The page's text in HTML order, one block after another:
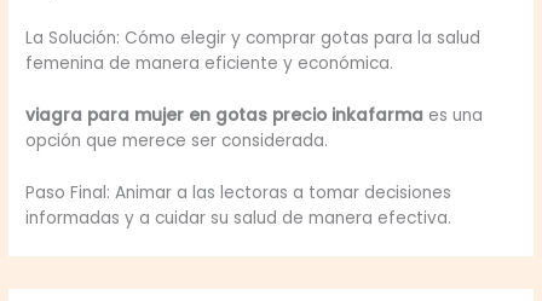
La Solución: Cómo elegir y comprar gotas para la salud
femenina de manera eficiente y económica.
viagra para mujer en gotas precio inkafarma es una
opción que merece ser considerada.
Paso Final: Animar a las lectoras a tomar decisiones
informadas y a cuidar su salud de manera efectiva.